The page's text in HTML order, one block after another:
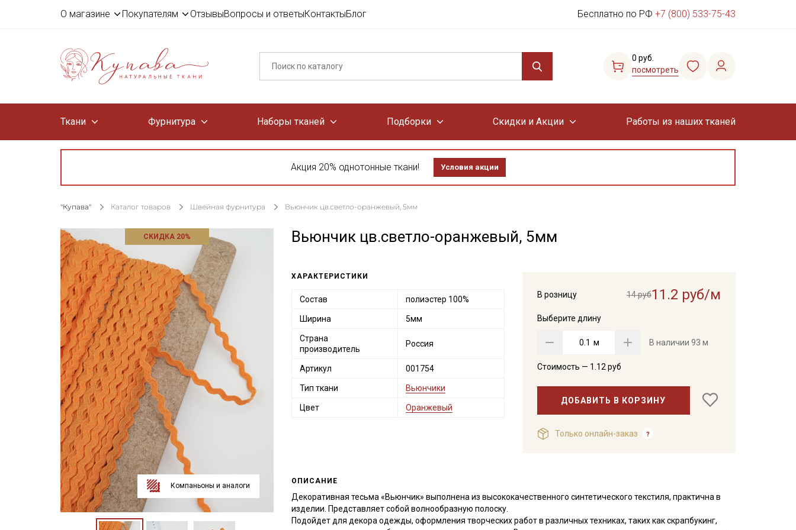
О магазине Покупателям ОтзывыВопросы и ответыКонтактыБлог Бесплатно по РФ +7 (800) 533-75-43
0 руб.
посмотреть
Ткани Фурнитура Наборы тканей Подборки Скидки и Акции Работы из наших тканей
Акция 20% однотонные ткани! Условия акции
"Купава" Каталог товаров Швейная фурнитура Вьюнчик цв.светло-оранжевый, 5мм
СКИДКА 20%
Компаньоны и аналоги
Вьюнчик цв.светло-оранжевый, 5мм
В розницу 14 руб11.2 руб/м
Выберите длину
м В наличии 93 м
Стоимость — 1.12 руб
ДОБАВИТЬ В КОРЗИНУ
Только онлайн-заказ
ХАРАКТЕРИСТИКИ
Состав полиэстер 100%
Ширина 5мм
Страна
производитель
Россия
Артикул 001754
Тип ткани Вьюнчики
Цвет Оранжевый
ОПИСАНИЕ
Декоративная тесьма «Вьюнчик» выполнена из высококачественного синтетического текстиля, практична в
изделии. Представляет собой волнообразную полоску.
Подойдет для декора одежды, оформления творческих работ в различных техниках, таких как скрапбукинг,